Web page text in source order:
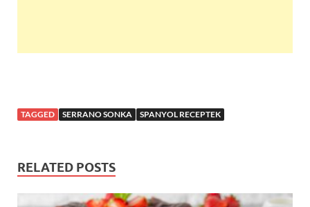
TAGGED SERRANO SONKA SPANYOL RECEPTEK
RELATED POSTS